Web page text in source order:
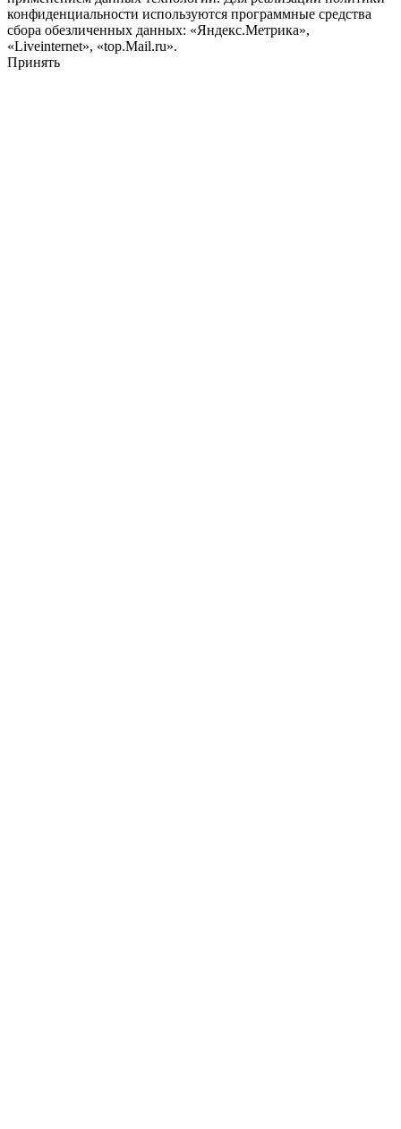
конфиденциальности используются программные средства
сбора обезличенных данных: «Яндекс.Метрика»,
«Liveinternet», «top.Mail.ru».
Принять